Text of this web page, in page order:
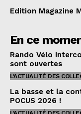
Edition Magazine
En ce
Rando Vélo
sont ouvertes
L'ACTUALITÉ DES
La basse et la
POCUS 2026 !